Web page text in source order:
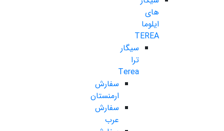
های
ایلوما
TEREA
سیگار
ترا
Terea
سفارش
ارمنستان
سفارش
عرب